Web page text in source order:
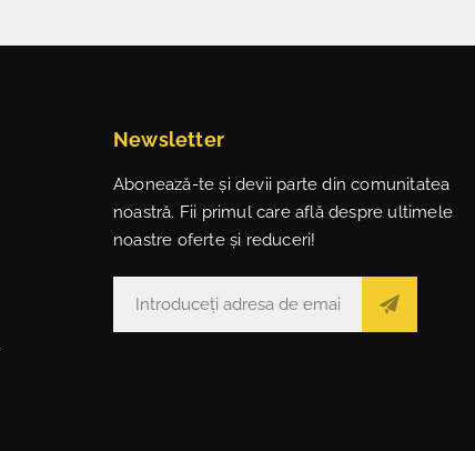
Newsletter
Abonează-te și devii parte din comunitatea
noastră. Fii primul care află despre ultimele
noastre oferte și reduceri!